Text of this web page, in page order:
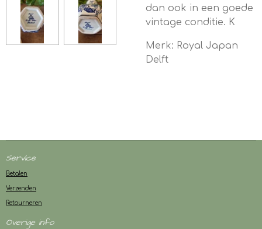
dan ook in een goede
vintage conditie. K
Merk: Royal Japan
Delft
Service
Betalen
Verzenden
Retourneren
Overige info